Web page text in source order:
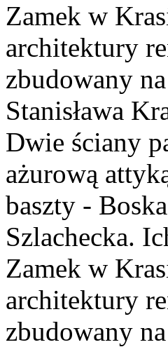
Zamek w
architektury
zbudowany
Stanisława
Dwie ściany
ażurową
baszty -
Szlachecka.
Zamek w
architektury
zbudowany